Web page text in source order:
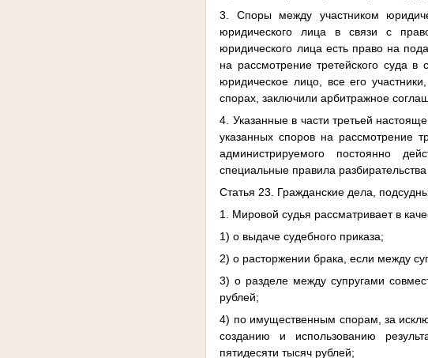
3. Споры между участником
юридического лица в связи с
юридического лица есть право на
на рассмотрение третейского суда в
юридическое лицо, все его
спорах, заключили арбитражное
4. Указанные в части третьей
указанных споров на рассмотрение
администрируемого постоянно
специальные правила
Статья 23. Гражданские дела,
1. Мировой судья рассматривает в
1) о выдаче судебного приказа;
2) о расторжении брака, если между
3) о разделе между супругами
рублей;
4) по имущественным спорам, за
созданию и использованию
пятидесяти тысяч рублей;